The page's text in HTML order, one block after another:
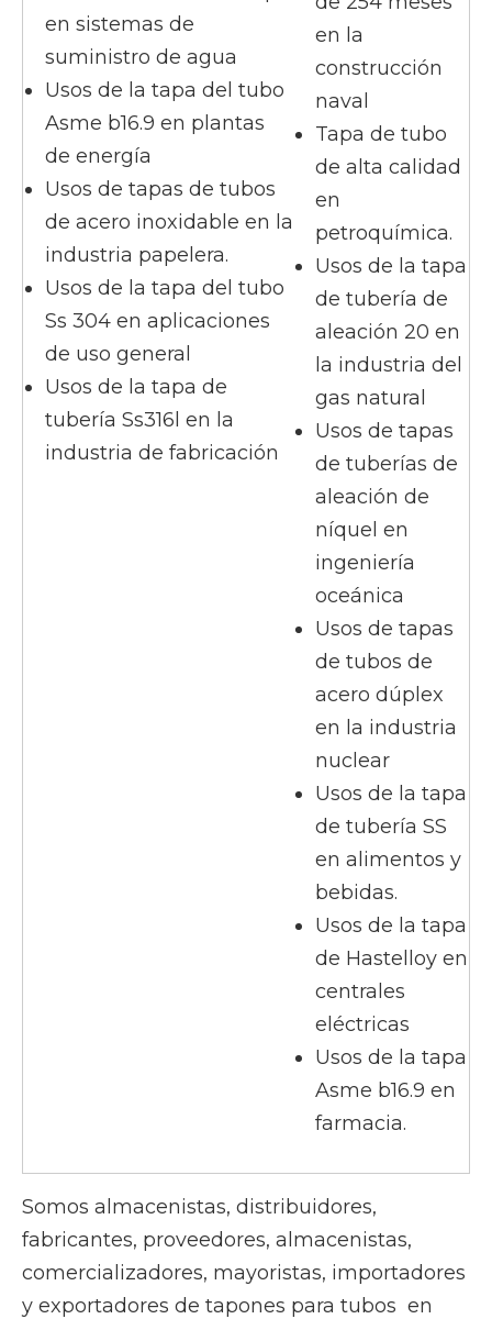
en sistemas de
suministro de agua
Usos de la tapa del tubo
Asme b16.9 en plantas
de energía
Usos de tapas de tubos
de acero inoxidable en la
industria papelera.
Usos de la tapa del tubo
Ss 304 en aplicaciones
de uso general
Usos de la tapa de
tubería Ss316l en la
industria de fabricación
en la
construcción
naval
Tapa de tubo
de alta calidad
en
petroquímica.
Usos de la tapa
de tubería de
aleación 20 en
la industria del
gas natural
Usos de tapas
de tuberías de
aleación de
níquel en
ingeniería
oceánica
Usos de tapas
de tubos de
acero dúplex
en la industria
nuclear
Usos de la tapa
de tubería SS
en alimentos y
bebidas.
Usos de la tapa
de Hastelloy en
centrales
eléctricas
Usos de la tapa
Asme b16.9 en
farmacia.
Somos almacenistas, distribuidores,
fabricantes, proveedores, almacenistas,
comercializadores, mayoristas, importadores
y exportadores de tapones para tubos en